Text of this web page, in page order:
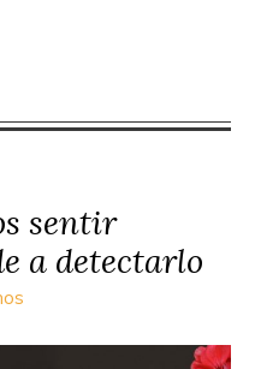
sentir
a detectarlo